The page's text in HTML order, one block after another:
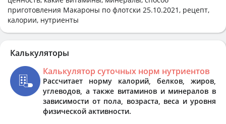
приготовления Макароны по флотски 25.10.2021, рецепт,
калории, нутриенты
Калькуляторы
Калькулятор суточных норм нутриентов
Рассчитает норму калорий, белков, жиров,
углеводов, а также витаминов и минералов в
зависимости от пола, возраста, веса и уровня
физической активности.